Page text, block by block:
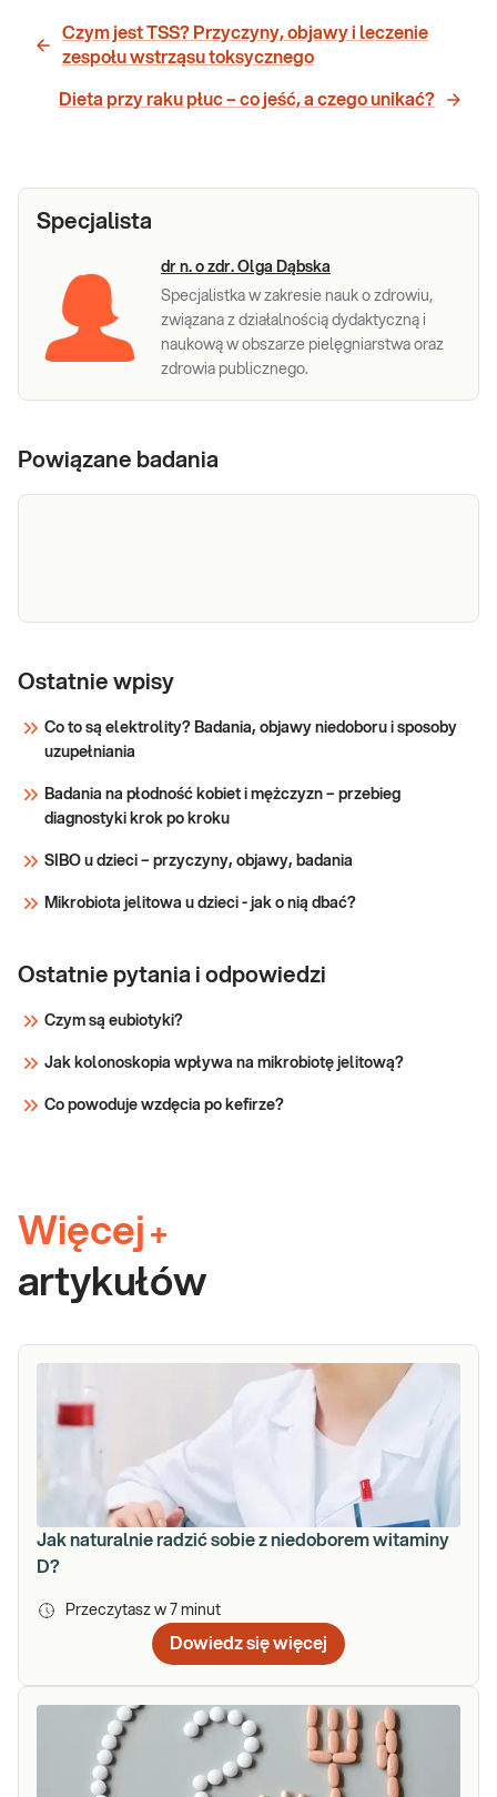
Czym jest TSS? Przyczyny, objawy i leczenie
zespołu wstrząsu toksycznego
Dieta przy raku płuc – co jeść, a czego unikać?
Specjalista
dr n. o zdr. Olga Dąbska
Specjalistka w zakresie nauk o zdrowiu,
związana z działalnością dydaktyczną i
naukową w obszarze pielęgniarstwa oraz
zdrowia publicznego.
Powiązane badania
Ostatnie wpisy
Co to są elektrolity? Badania, objawy niedoboru i sposoby
uzupełniania
Badania na płodność kobiet i mężczyzn – przebieg
diagnostyki krok po kroku
SIBO u dzieci – przyczyny, objawy, badania
Mikrobiota jelitowa u dzieci - jak o nią dbać?
Ostatnie pytania i odpowiedzi
Czym są eubiotyki?
Jak kolonoskopia wpływa na mikrobiotę jelitową?
Co powoduje wzdęcia po kefirze?
Więcej +
artykułów
Jak naturalnie radzić sobie z niedoborem witaminy
D?
Przeczytasz w 7 minut
Dowiedz się więcej